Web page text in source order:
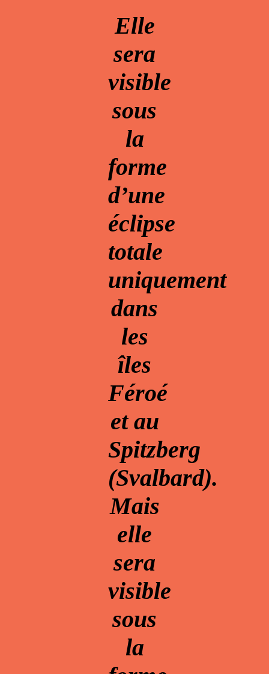
Elle
sera
visible
sous
la
forme
d’une
éclipse
totale
uniquement
dans
les
îles
Féroé
et au
Spitzberg
(Svalbard).
Mais
elle
sera
visible
sous
la